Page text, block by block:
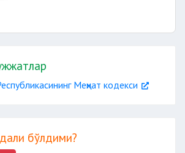
Меҳнат кодекси
бўлдими?